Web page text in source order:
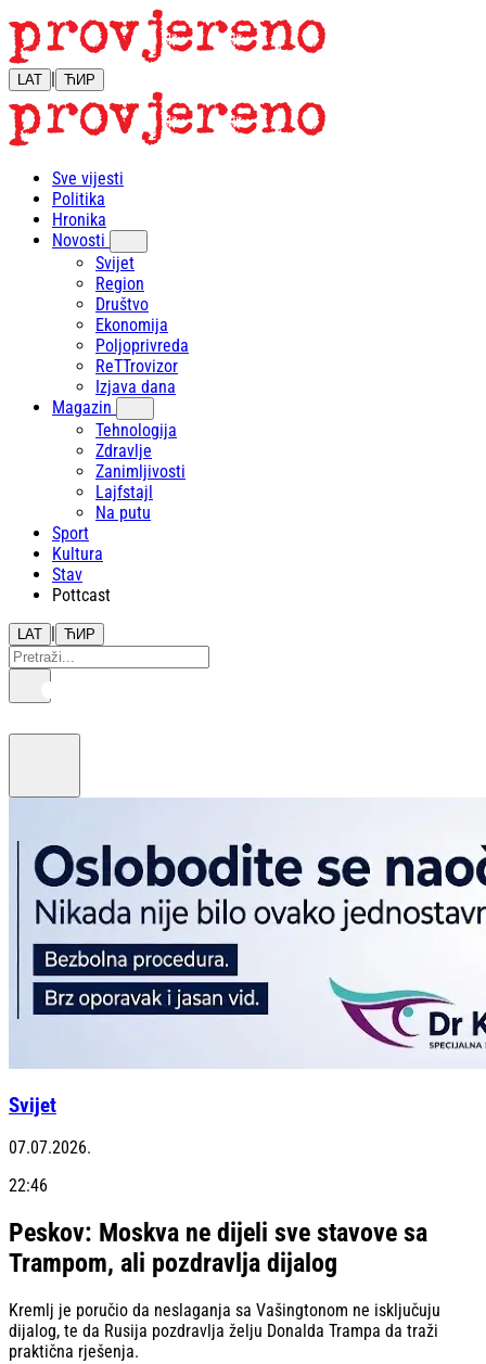
LAT | ЋИР
Sve vijesti
Politika
Hronika
Novosti
Svijet
Region
Društvo
Ekonomija
Poljoprivreda
ReTTrovizor
Izjava dana
Magazin
Tehnologija
Zdravlje
Zanimljivosti
Lajfstajl
Na putu
Sport
Kultura
Stav
Pottcast
LAT | ЋИР
Svijet
07.07.2026.
22:46
Peskov: Moskva ne dijeli sve stavove sa
Trampom, ali pozdravlja dijalog
Kremlj je poručio da neslaganja sa Vašingtonom ne isključuju
dijalog, te da Rusija pozdravlja želju Donalda Trampa da traži
praktična rješenja.